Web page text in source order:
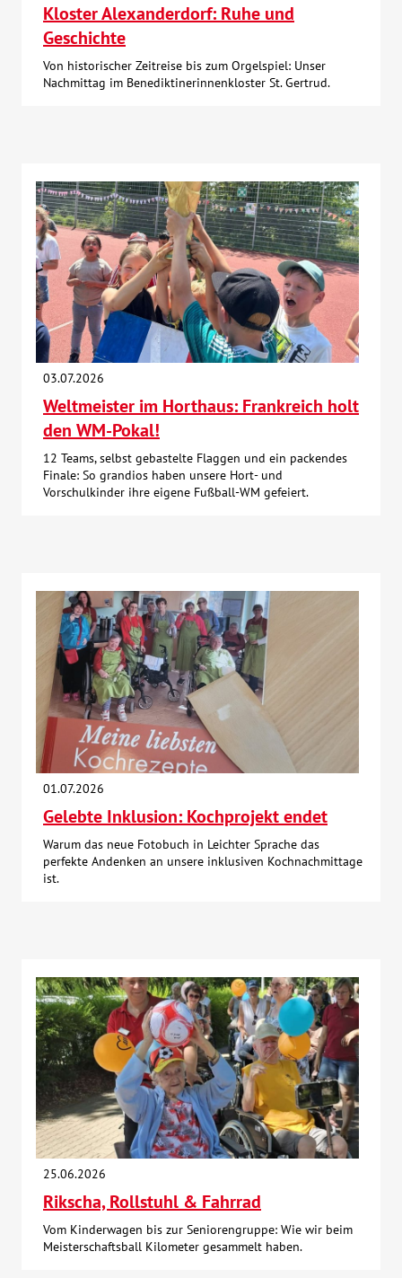
Kloster Alexanderdorf: Ruhe und
Geschichte
Von historischer Zeitreise bis zum Orgelspiel: Unser
Nachmittag im Benediktinerinnenkloster St. Gertrud.
03.07.2026
Weltmeister im Horthaus: Frankreich holt
den WM-Pokal!
12 Teams, selbst gebastelte Flaggen und ein packendes
Finale: So grandios haben unsere Hort- und
Vorschulkinder ihre eigene Fußball-WM gefeiert.
01.07.2026
Gelebte Inklusion: Kochprojekt endet
Warum das neue Fotobuch in Leichter Sprache das
perfekte Andenken an unsere inklusiven Kochnachmittage
ist.
25.06.2026
Rikscha, Rollstuhl & Fahrrad
Vom Kinderwagen bis zur Seniorengruppe: Wie wir beim
Meisterschaftsball Kilometer gesammelt haben.